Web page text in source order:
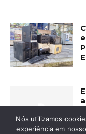
Nós utilizamos
experiência em